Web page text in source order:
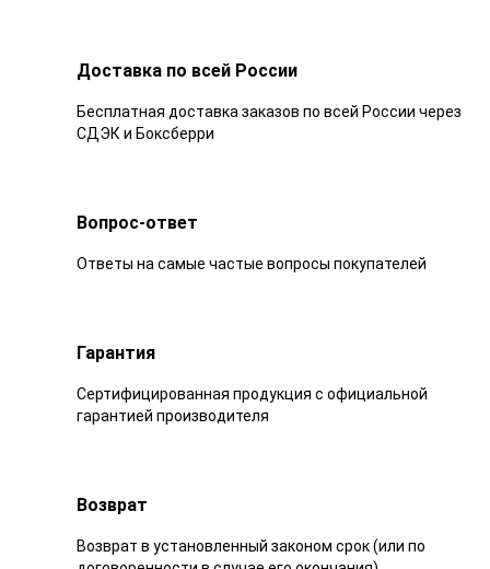
Доставка по всей России
Бесплатная доставка заказов по всей России через
СДЭК и Боксберри
Вопрос-ответ
Ответы на самые частые вопросы покупателей
Гарантия
Сертифицированная продукция с официальной
гарантией производителя
Возврат
Возврат в установленный законом срок (или по